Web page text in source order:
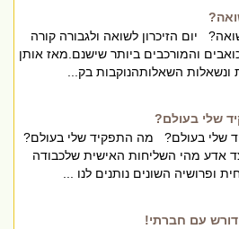
יום הזיכרון לשואה ולגבורה קורה
והמורכבים ביותר שישנם.מאז אותן
ונשאלות השאלותהנוקבות בק...
שלי בעולם?
שלי בעולם? מה התפקיד שלי בעולם?
אדע מהי השליחות האישית שלכבודה
ופרושיה השונים נותנים לנו ...
עם חברתי!